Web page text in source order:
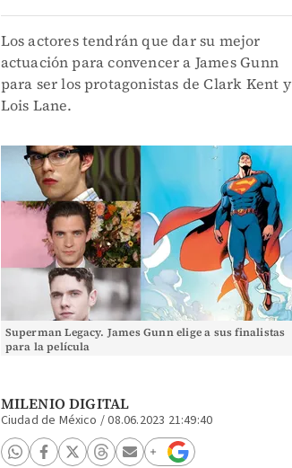
Los actores tendrán que dar su mejor
actuación para convencer a James Gunn
para ser los protagonistas de Clark Kent y
Lois Lane.
Superman Legacy. James Gunn elige a sus finalistas
para la película
MILENIO DIGITAL
Ciudad de México /08.06.2023 21:49:40